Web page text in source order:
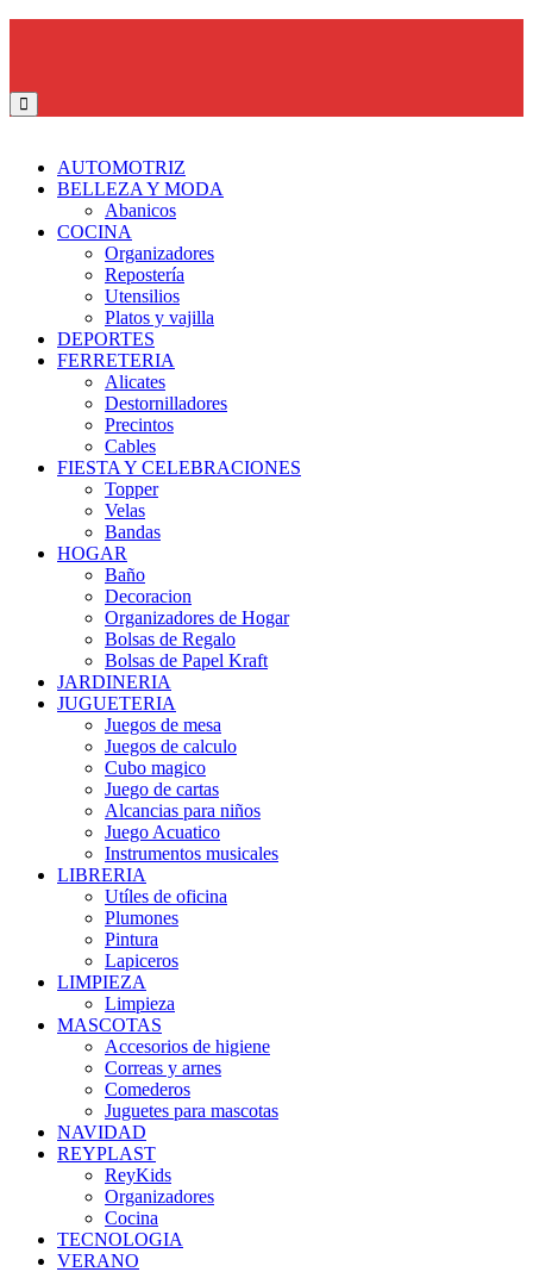
AUTOMOTRIZ
BELLEZA Y MODA
Abanicos
COCINA
Organizadores
Repostería
Utensilios
Platos y vajilla
DEPORTES
FERRETERIA
Alicates
Destornilladores
Precintos
Cables
FIESTA Y CELEBRACIONES
Topper
Velas
Bandas
HOGAR
Baño
Decoracion
Organizadores de Hogar
Bolsas de Regalo
Bolsas de Papel Kraft
JARDINERIA
JUGUETERIA
Juegos de mesa
Juegos de calculo
Cubo magico
Juego de cartas
Alcancias para niños
Juego Acuatico
Instrumentos musicales
LIBRERIA
Utíles de oficina
Plumones
Pintura
Lapiceros
LIMPIEZA
Limpieza
MASCOTAS
Accesorios de higiene
Correas y arnes
Comederos
Juguetes para mascotas
NAVIDAD
REYPLAST
ReyKids
Organizadores
Cocina
TECNOLOGIA
VERANO